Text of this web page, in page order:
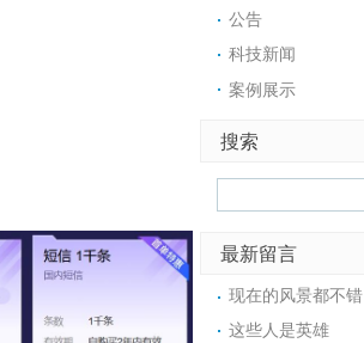
公告
科技新闻
案例展示
搜索
最新留言
现在的风景都不错
这些人是英雄